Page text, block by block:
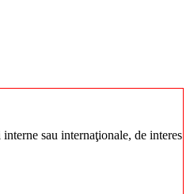
sau internaţionale, de interes